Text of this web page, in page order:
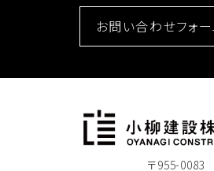
お問い合わせフォ
〒955-0083